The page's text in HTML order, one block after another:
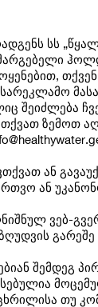
სს
შეიძლება
თქვათ ზემოთ
ან
ან
ვებ-
შემდეგ
თუ